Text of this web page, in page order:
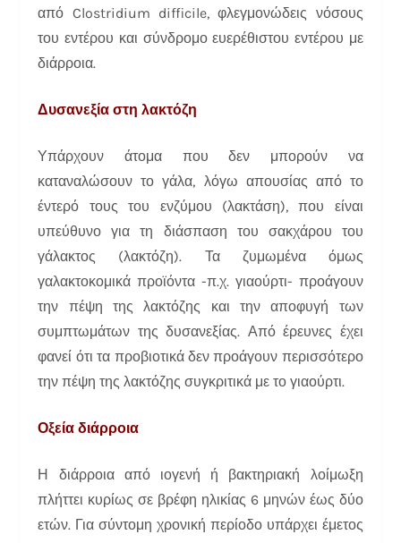
από Clostridium difficile, φλεγμονώδεις νόσους
του εντέρου και σύνδρομο ευερέθιστου εντέρου με
διάρροια.
Δυσανεξία στη λακτόζη
Υπάρχουν άτομα που δεν μπορούν να
καταναλώσουν το γάλα, λόγω απουσίας από το
έντερό τους του ενζύμου (λακτάση), που είναι
υπεύθυνο για τη διάσπαση του σακχάρου του
γάλακτος (λακτόζη). Τα ζυμωμένα όμως
γαλακτοκομικά προϊόντα -π.χ. γιαούρτι- προάγουν
την πέψη της λακτόζης και την αποφυγή των
συμπτωμάτων της δυσανεξίας. Από έρευνες έχει
φανεί ότι τα προβιοτικά δεν προάγουν περισσότερο
την πέψη της λακτόζης συγκριτικά με το γιαούρτι.
Οξεία διάρροια
Η διάρροια από ιογενή ή βακτηριακή λοίμωξη
πλήττει κυρίως σε βρέφη ηλικίας 6 μηνών έως δύο
ετών. Για σύντομη χρονική περίοδο υπάρχει έμετος